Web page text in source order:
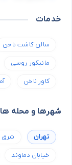
خدمات
سالن کاشت ناخن
مانیکور روسی
کاور ناخن
شهرها و محله ها
تهران شرق
خیابان دماوند